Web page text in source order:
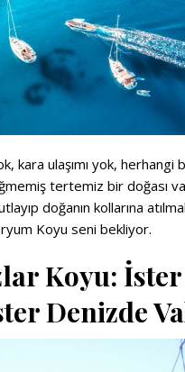
kara ulaşımı yok, herhangi
tertemiz bir doğası
doğanın kollarına
Koyu seni bekliyor.
Koyu:
Denizde